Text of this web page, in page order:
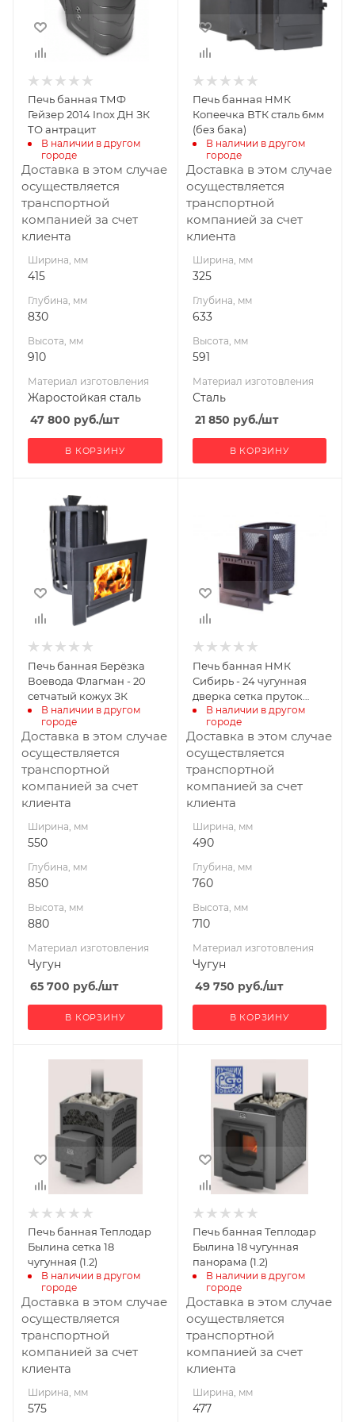
Высота, мм
910
Материал
Жаростойкая
сталь
Вид топлива
Дрова
Диаметр дымохода,
мм
115
Длина дров, мм
500
Масса камней, кг
63
Гарантия, мес.
12
Печь банная ТМФ
Гейзер 2014 Inox ДН ЗК
ТО антрацит
В наличии в другом
городе
Доставка в этом случае
осуществляется
транспортной
компанией за счет
клиента
Ширина, мм
415
Глубина, мм
830
Высота, мм
910
Материал изготовления
Жаростойкая сталь
47 800 руб./шт
В КОРЗИНУ
591
Материал
Сталь
Вид топлива
Дрова
Диаметр дымохода,
мм
115
Длина дров, мм
430
60
591x325x633
12
Печь банная НМК
Копеечка ВТК сталь 6мм
(без бака)
В наличии в другом
городе
Доставка в этом случае
осуществляется
транспортной
компанией за счет
клиента
Ширина, мм
325
Глубина, мм
633
Высота, мм
591
Материал изготовления
Сталь
21 850 руб./шт
В КОРЗИНУ
Ширина, мм
Глубина, мм
Высота, мм
880
Материал
Чугун
Вид топлива
Дрова
Диаметр дымохода,
мм
115
Длина дров, мм
500
200
880x550x850
12
Печь банная Берёзка
Воевода Флагман - 20
сетчатый кожух ЗК
В наличии в другом
городе
Доставка в этом случае
осуществляется
транспортной
компанией за счет
клиента
Ширина, мм
550
Глубина, мм
850
Высота, мм
880
Материал изготовления
Чугун
65 700 руб./шт
В КОРЗИНУ
Глубина, мм
Высота, мм
710
Материал
Чугун
Вид топлива
Дрова
Диаметр дымохода,
мм
115
Длина дров, мм
450
180
12
Печь банная НМК
Сибирь - 24 чугунная
дверка сетка пруток
панорама
В наличии в другом
городе
Доставка в этом случае
осуществляется
транспортной
компанией за счет
клиента
Ширина, мм
490
Глубина, мм
760
Высота, мм
710
Материал изготовления
Чугун
49 750 руб./шт
В КОРЗИНУ
Глубина, мм
Высота, мм
665
Материал
Чугун
Вид топлива
Дрова
Диаметр дымохода,
мм
115
Длина дров, мм
430
110
Печь банная Теплодар
Былина сетка 18
чугунная (1.2)
В наличии в другом
городе
Доставка в этом случае
осуществляется
транспортной
компанией за счет
клиента
Ширина, мм
575
Ширина, мм
Глубина, мм
Высота, мм
663
Материал
Чугун
Вид топлива
Дрова
Диаметр дымохода,
мм
115
Длина дров, мм
430
60
Печь банная Теплодар
Былина 18 чугунная
панорама (1.2)
В наличии в другом
городе
Доставка в этом случае
осуществляется
транспортной
компанией за счет
клиента
Ширина, мм
477